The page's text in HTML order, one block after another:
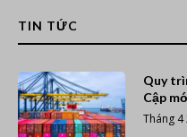
TIN TỨC
Quy
Cập
Tháng 4